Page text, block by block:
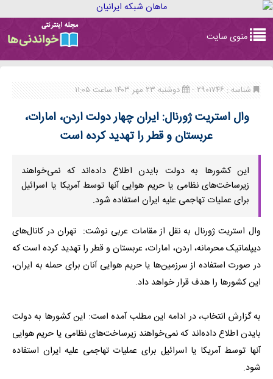
navigation
منوی سایت
شناسه : ۲۹۰۱۷۴۶ - دوشنبه ۲۳ مهر ۱۴۰۳ ساعت ۱۱:۰۵
وال استریت ژورنال: ایران چهار دولت اردن، امارات،
عربستان و قطر را تهدید کرده است
این کشورها به دولت بایدن اطلاع داده‌اند که نمی‌خواهند
زیرساخت‌های نظامی یا حریم هوایی آنها توسط آمریکا یا اسرائیل
برای عملیات تهاجمی علیه ایران استفاده شود.
وال استریت ژورنال به نقل از مقامات عربی نوشت: تهران در کانال‌های
دیپلماتیک محرمانه، اردن، امارات، عربستان و قطر را تهدید کرده است که
در صورت استفاده از سرزمین‌ها یا حریم هوایی آنان برای حمله به ایران،
این کشورها را هدف قرار خواهد داد.
به گزارش انتخاب، در ادامه این مطلب آمده است: این کشورها به دولت
بایدن اطلاع داده‌اند که نمی‌خواهند زیرساخت‌های نظامی یا حریم هوایی
آنها توسط آمریکا یا اسرائیل برای عملیات تهاجمی علیه ایران استفاده
شود.